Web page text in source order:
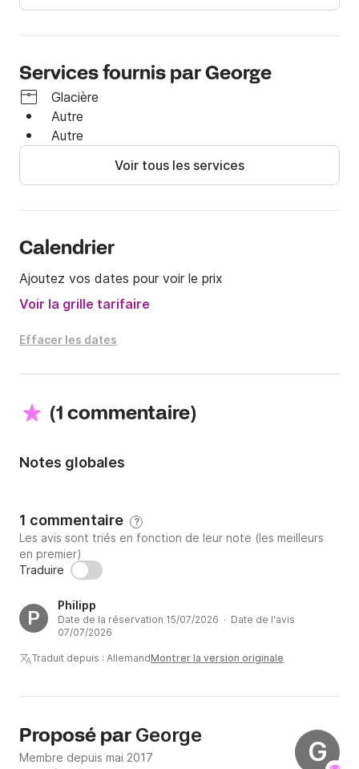
J'espère vous voir très bientôt, vous et votre groupe,
à Rhodes, en Grèce.
Services fournis par George
Glacière
Autre
Autre
Voir tous les services
Calendrier
Ajoutez vos dates pour voir le prix
Voir la grille tarifaire
Effacer les dates
(1 commentaire)
Notes globales
1 commentaire ?
Les avis sont triés en fonction de leur note (les meilleurs
en premier)
Traduire
P
Philipp
Date de la réservation 15/07/2026 · Date de l'avis
07/07/2026
Traduit depuis : AllemandMontrer la version originale
G
Proposé par George
Membre depuis mai 2017